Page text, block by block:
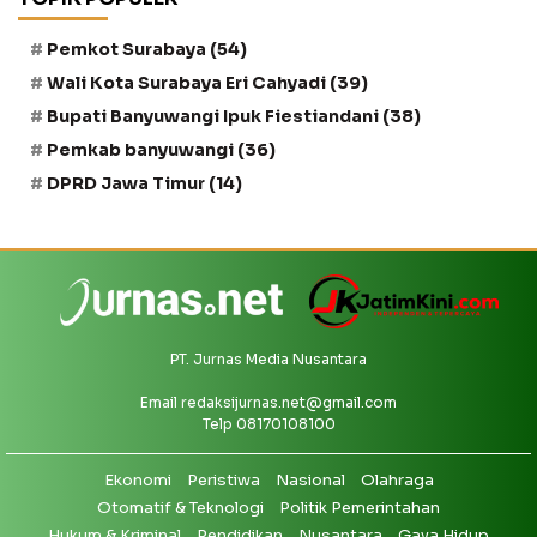
Pemkot Surabaya (54)
Wali Kota Surabaya Eri Cahyadi (39)
Bupati Banyuwangi Ipuk Fiestiandani (38)
Pemkab banyuwangi (36)
DPRD Jawa Timur (14)
PT. Jurnas Media Nusantara
Email redaksijurnas.net@gmail.com
Telp 08170108100
Ekonomi Peristiwa Nasional
Olahraga
Otomatif & Teknologi
Politik Pemerintahan